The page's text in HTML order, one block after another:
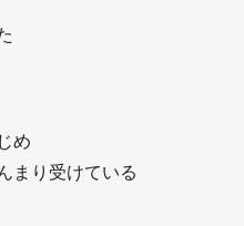
め
まり受けている